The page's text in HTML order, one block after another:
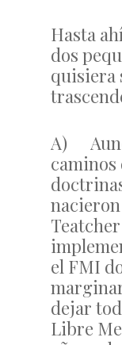
Hasta
dos
quisiera
A)
caminos
el FMI
dejar
Libre